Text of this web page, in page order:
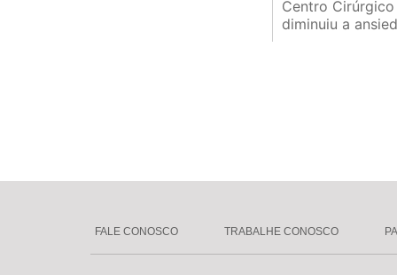
Centro
diminuiu a
FALE CONOSCO TRABALHE CONOSCO